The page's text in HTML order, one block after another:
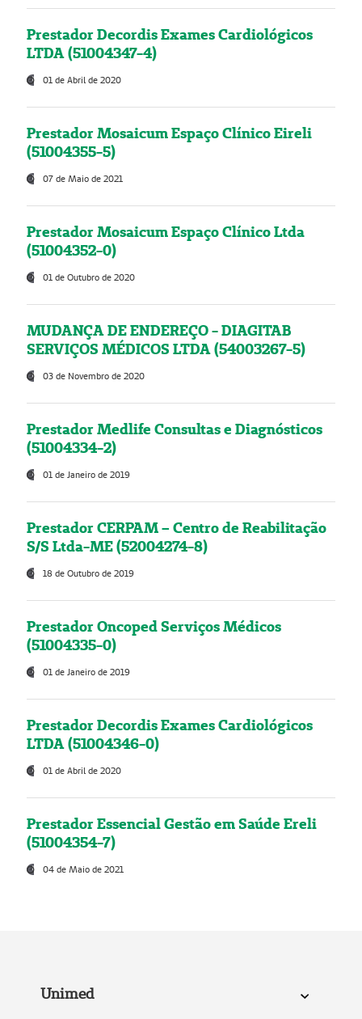
Prestador Decordis Exames Cardiológicos
LTDA (51004347-4)
01 de Abril de 2020
Prestador Mosaicum Espaço Clínico Eireli
(51004355-5)
07 de Maio de 2021
Prestador Mosaicum Espaço Clínico Ltda
(51004352-0)
01 de Outubro de 2020
MUDANÇA DE ENDEREÇO - DIAGITAB
SERVIÇOS MÉDICOS LTDA (54003267-5)
03 de Novembro de 2020
Prestador Medlife Consultas e Diagnósticos
(51004334-2)
01 de Janeiro de 2019
Prestador CERPAM – Centro de Reabilitação
S/S Ltda-ME (52004274-8)
18 de Outubro de 2019
Prestador Oncoped Serviços Médicos
(51004335-0)
01 de Janeiro de 2019
Prestador Decordis Exames Cardiológicos
LTDA (51004346-0)
01 de Abril de 2020
Prestador Essencial Gestão em Saúde Ereli
(51004354-7)
04 de Maio de 2021
Unimed